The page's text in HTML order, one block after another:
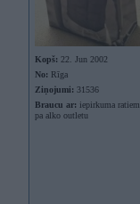
Kopš: 22. Jun 2002
No: Rīga
Ziņojumi: 31536
Braucu ar: iepirkuma ratiem
pa alko outletu